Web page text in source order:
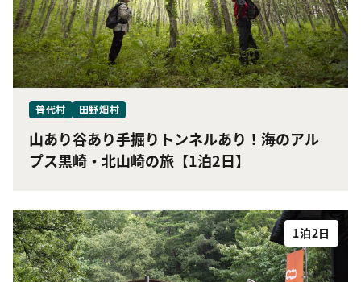
普代村 田野畑村
山あり谷あり手掘りトンネルあり！海のアル
プス黒崎・北山崎の旅【1泊2日】
1泊2日